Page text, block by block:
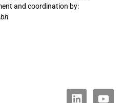
and coordination by: